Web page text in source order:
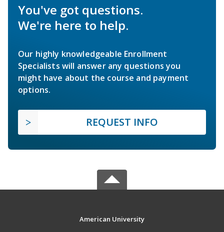
You've got questions.
We're here to help.
Our highly knowledgeable Enrollment
Specialists will answer any questions you
might have about the course and payment
options.
REQUEST INFO
American University